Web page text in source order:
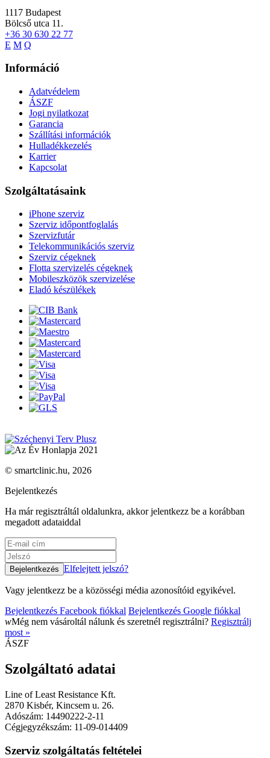
1117 Budapest
Bölcső utca 11.
+36 30 630 22 77
E M Q
Információ
Adatvédelem
ÁSZF
Jogi nyilatkozat
Garancia
Szállítási információk
Hulladékkezelés
Karrier
Kapcsolat
Szolgáltatásaink
iPhone szerviz
Szerviz időpontfoglalás
Szervizfutár
Telekommunikációs szerviz
Szerviz cégeknek
Flotta szervizelés cégeknek
Mobileszközök szervizelése
Eladó készülékek
© smartclinic.hu, 2026
Bejelentkezés
Ha már regisztráltál oldalunkra, akkor jelentkezz be a korábban
megadott adataiddal
Elfelejtett jelszó?
Vagy jelentkezz be a közösségi média azonosítóid egyikével.
Bejelentkezés Facebook fiókkal Bejelentkezés Google fiókkal
wMég nem vásároltál nálunk és szeretnél regisztrálni? Regisztrálj
most »
ÁSZF
Szolgáltató adatai
Line of Least Resistance Kft.
2870 Kisbér, Kincsem u. 26.
Adószám: 14490222-2-11
Cégjegyzékszám: 11-09-014409
Szerviz szolgáltatás feltételei